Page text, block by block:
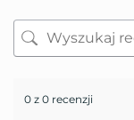
0 z 0 recenzji